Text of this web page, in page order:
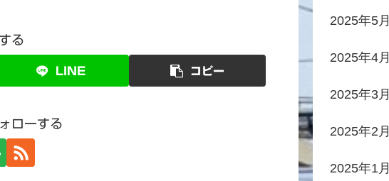
る
LINE コピー
ローする
2025年5月
2025年4月
2025年3月
2025年2月
2025年1月